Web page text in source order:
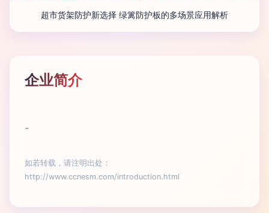
超市货架防护新选择 绿篱防护板的多场景应用解析
企业简介
-
如若转载，请注明出处：
http://www.ccnesm.com/introduction.html